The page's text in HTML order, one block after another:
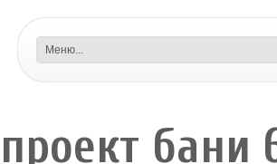
проект бани